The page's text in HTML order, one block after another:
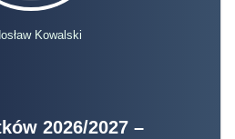
Kowalski
2026/2027 –